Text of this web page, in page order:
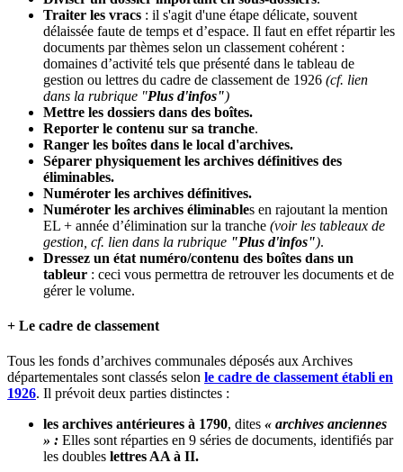
Traiter les vracs : il s'agit d'une étape délicate, souvent
délaissée faute de temps et d’espace. Il faut en effet répartir les
documents par thèmes selon un classement cohérent :
domaines d’activité tels que présenté dans le tableau de
gestion ou lettres du cadre de classement de 1926 (cf. lien
dans la rubrique "Plus d'infos")
Mettre les dossiers dans des boîtes.
Reporter le contenu sur sa tranche.
Ranger les boîtes dans le local d'archives.
Séparer physiquement les archives définitives des
éliminables.
Numéroter les archives définitives.
Numéroter les archives éliminables en rajoutant la mention
EL + année d’élimination sur la tranche (voir les tableaux de
gestion, cf. lien dans la rubrique "Plus d'infos").
Dressez un état numéro/contenu des boîtes dans un
tableur : ceci vous permettra de retrouver les documents et de
gérer le volume.
+ Le cadre de classement
Tous les fonds d’archives communales déposés aux Archives
départementales sont classés selon le cadre de classement établi en
1926. Il prévoit deux parties distinctes :
les archives antérieures à 1790, dites « archives anciennes
» : Elles sont réparties en 9 séries de documents, identifiés par
les doubles lettres AA à II.